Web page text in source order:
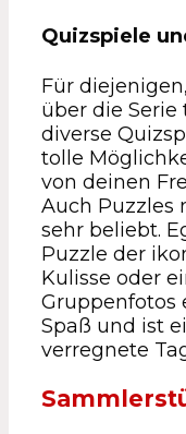
Quizspiele
Für
über die
diverse
tolle
von deinen
Auch Puzzles
sehr beliebt.
Puzzle der
Kulisse oder
Gruppenfotos
Spaß und ist
verregnete